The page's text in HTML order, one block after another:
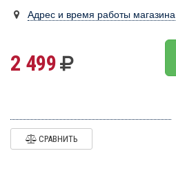
Адрес и время работы магазина
2 499
СРАВНИТЬ